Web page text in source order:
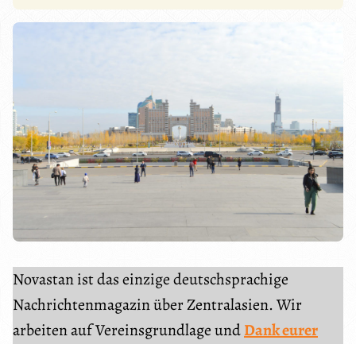
Novastan ist das einzige deutschsprachige
Nachrichtenmagazin über Zentralasien. Wir
arbeiten auf Vereinsgrundlage undDank eurer